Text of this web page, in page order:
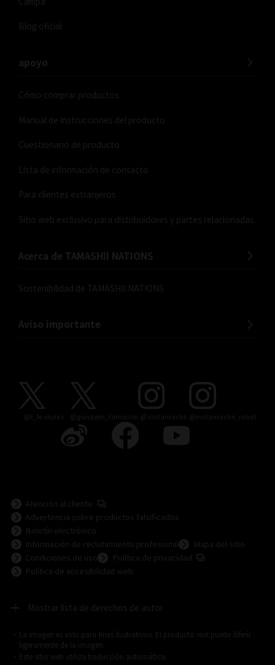
Blog oficial
apoyo
Cómo comprar productos
Manual de instrucciones del producto
Cuestionario de producto
Lista de información de contacto
Para clientes extranjeros
Sitio web exclusivo para distribuidores y partes relacionadas.
Acerca de TAMASHII NATIONS
Sostenibilidad de TAMASHII NATIONS
Aviso importante
@t_features @gundam_tamashii @ instamashii @instamashii_robot
Atención al cliente (Se abre en una pestaña nueva)
Advertencia sobre productos falsificados
Boletín electrónico
Información de reclutamiento profesional
Mapa del sitio
Condiciones de uso
Política de privacidad(Se abre en una
Política de accesibilidad web
Mostrar lista de derechos de autor
©ダイナミック企画 ©石森プロ・東映©創通・サンライズ© 東映
© 東映アニメーション © 東北新社
© 2001永井豪/ダイナミック企画・光子力研究所
La imagen es solo para fines ilustrativos. El producto real puede diferir
ligeramente de la imagen.
Este sitio web utiliza traducción automática.